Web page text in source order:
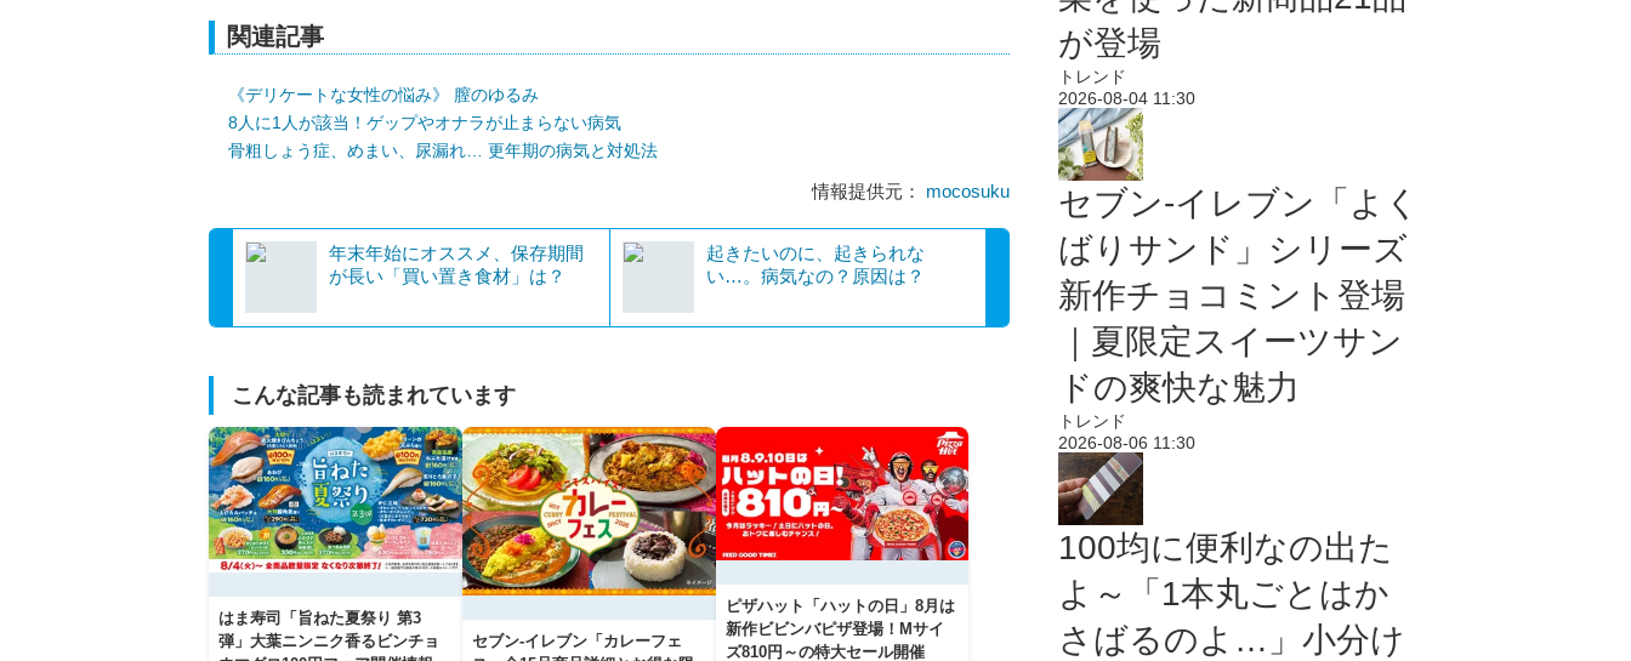
関連記事
《デリケートな女性の悩み》 膣のゆるみ
8人に1人が該当！ゲップやオナラが止まらない病気
骨粗しょう症、めまい、尿漏れ… 更年期の病気と対処法
情報提供元： mocosuku
年末年始にオススメ、保存期間
が長い「買い置き食材」は？
起きたいのに、起きられな
い…。病気なの？原因は？
こんな記事も読まれています
はま寿司「旨ねた夏祭り 第3
弾」大葉ニンニク香るビンチョ
セブン‐イレブン「カレーフェ
ピザハット「ハットの日」8月は
新作ビビンバピザ登場！Mサイ
ズ810円～の特大セール開催
が登場
トレンド
2026-08-04 11:30
セブン‐イレブン「よく
ばりサンド」シリーズ
新作チョコミント登場
｜夏限定スイーツサン
ドの爽快な魅力
トレンド
2026-08-06 11:30
100均に便利なの出た
よ～「1本丸ごとはか
さばるのよ…」小分け